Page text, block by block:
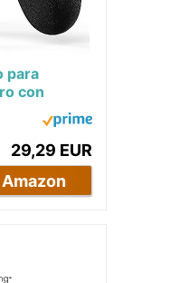
para
con
Mando
29,29 EUR